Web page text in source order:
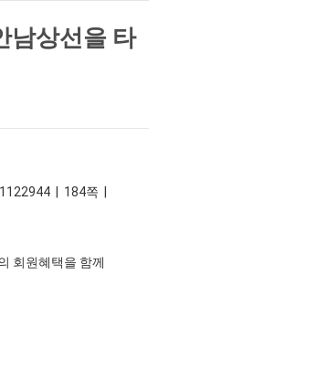
남상선을 타
| 184쪽 |
회원혜택을 함께